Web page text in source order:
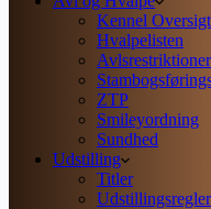
Kennel Oversigt
Hvalpelisten
Avlsrestriktioner
ZTP
Smileyordning
Sundhed
Udstilling
Titler
Udstillingsregler